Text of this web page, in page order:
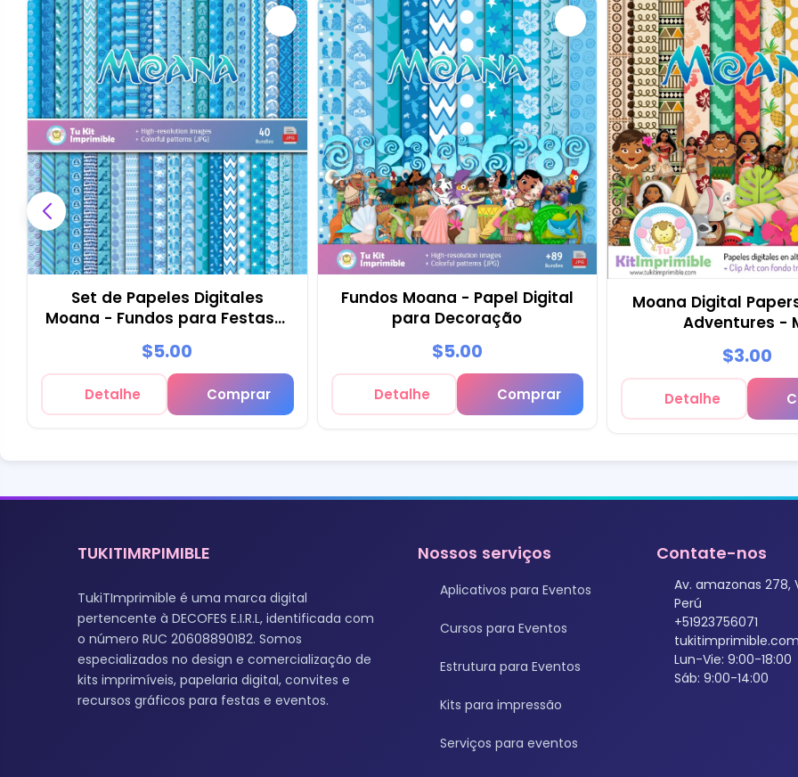
Set de Papeles Digitales
Moana - Fundos para Festas e
$5.00
Detalhe Comprar
Fundos Moana - Papel Digital
para Decoração
$5.00
Detalhe Comprar
Moana Digital
Adventures -
$3.00
Detalhe
TUKITIMRPIMIBLE
TukiTImprimible é uma marca digital
pertencente à DECOFES E.I.R.L, identificada com
o número RUC 20608890182. Somos
especializados no design e comercialização de
kits imprimíveis, papelaria digital, convites e
recursos gráficos para festas e eventos.
Nossos serviços
Aplicativos para Eventos
Cursos para Eventos
Estrutura para Eventos
Kits para impressão
Serviços para eventos
Contate-nos
Av. amazonas 278,
Perú
+51923756071
Lun-Vie: 9:00-18:00
Sáb: 9:00-14:00